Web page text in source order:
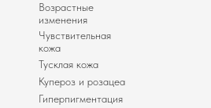
Тусклая кожа
Гиперпигментация
Купероз и розацеа
Возрастные
изменения
Чувствительная
кожа